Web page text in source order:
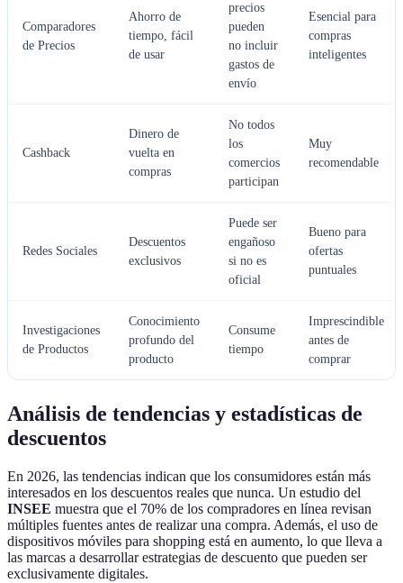
Comparadores
de Precios
Ahorro de
tiempo, fácil
de usar
precios
pueden
no incluir
gastos de
envío
Esencial para
compras
inteligentes
Cashback
Dinero de
vuelta en
compras
No todos
los
comercios
participan
Muy
recomendable
Redes Sociales
Descuentos
exclusivos
Puede ser
engañoso
si no es
oficial
Bueno para
ofertas
puntuales
Investigaciones
de Productos
Conocimiento
profundo del
producto
Consume
tiempo
Imprescindible
antes de
comprar
Análisis de tendencias y estadísticas de
descuentos
En 2026, las tendencias indican que los consumidores están más
interesados en los descuentos reales que nunca. Un estudio del
INSEE muestra que el 70% de los compradores en línea revisan
múltiples fuentes antes de realizar una compra. Además, el uso de
dispositivos móviles para shopping está en aumento, lo que lleva a
las marcas a desarrollar estrategias de descuento que pueden ser
exclusivamente digitales.